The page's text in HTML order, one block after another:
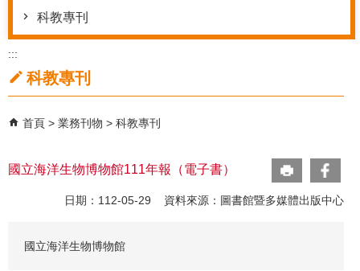
科教專刊
:::
科教專刊
首頁 業務刊物 科教專刊
國立海洋生物博物館111年報（電子書）
日期：112-05-29 資料來源：圖書館暨多媒體出版中心
國立海洋生物博物館